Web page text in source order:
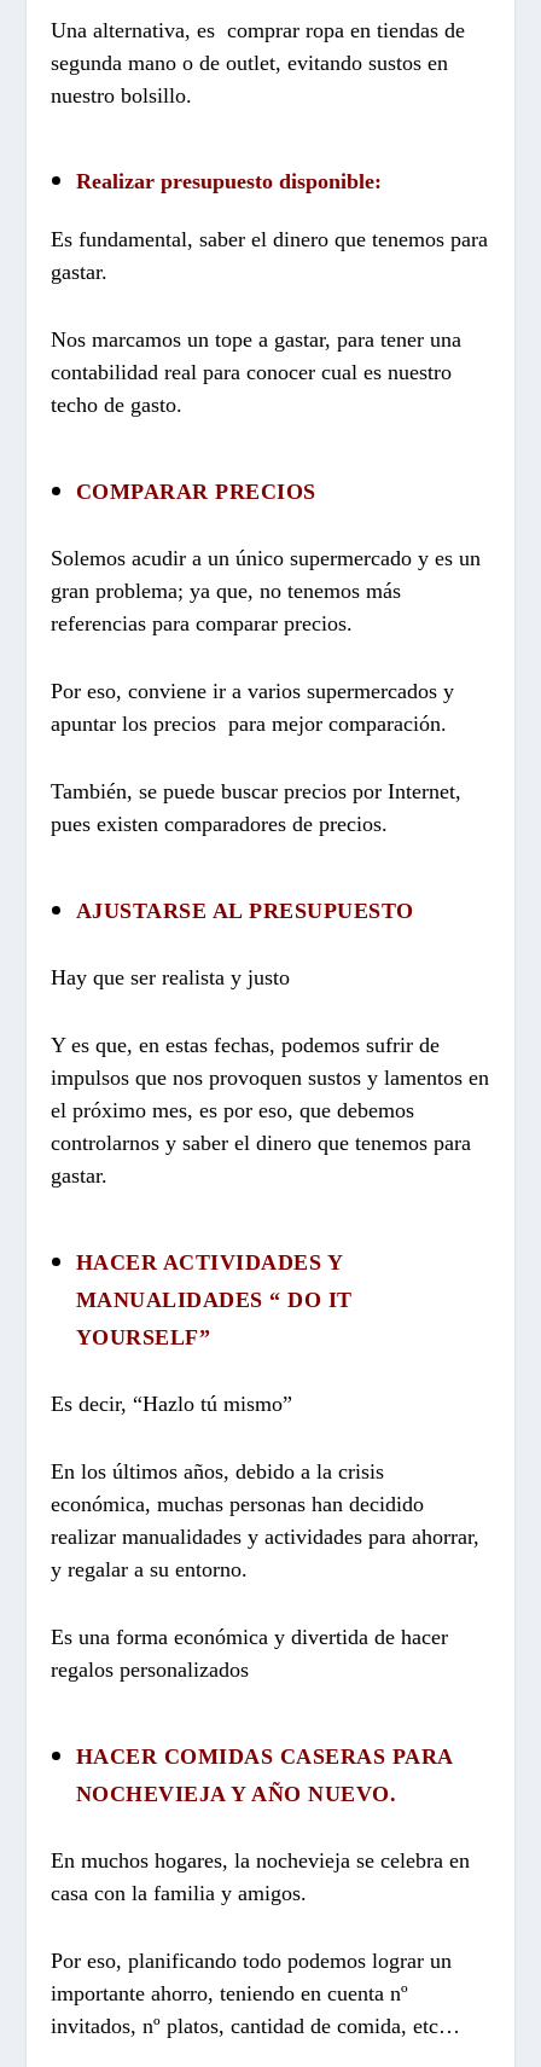
Una alternativa, es comprar ropa en tiendas de
segunda mano o de outlet, evitando sustos en
nuestro bolsillo.
Realizar presupuesto disponible:
Es fundamental, saber el dinero que tenemos para
gastar.
Nos marcamos un tope a gastar, para tener una
contabilidad real para conocer cual es nuestro
techo de gasto.
COMPARAR PRECIOS
Solemos acudir a un único supermercado y es un
gran problema; ya que, no tenemos más
referencias para comparar precios.
Por eso, conviene ir a varios supermercados y
apuntar los precios para mejor comparación.
También, se puede buscar precios por Internet,
pues existen comparadores de precios.
AJUSTARSE AL PRESUPUESTO
Hay que ser realista y justo
Y es que, en estas fechas, podemos sufrir de
impulsos que nos provoquen sustos y lamentos en
el próximo mes, es por eso, que debemos
controlarnos y saber el dinero que tenemos para
gastar.
HACER ACTIVIDADES Y
MANUALIDADES “ DO IT
YOURSELF”
Es decir, “Hazlo tú mismo”
En los últimos años, debido a la crisis
económica, muchas personas han decidido
realizar manualidades y actividades para ahorrar,
y regalar a su entorno.
Es una forma económica y divertida de hacer
regalos personalizados
HACER COMIDAS CASERAS PARA
NOCHEVIEJA Y AÑO NUEVO.
En muchos hogares, la nochevieja se celebra en
casa con la familia y amigos.
Por eso, planificando todo podemos lograr un
importante ahorro, teniendo en cuenta nº
invitados, nº platos, cantidad de comida, etc…